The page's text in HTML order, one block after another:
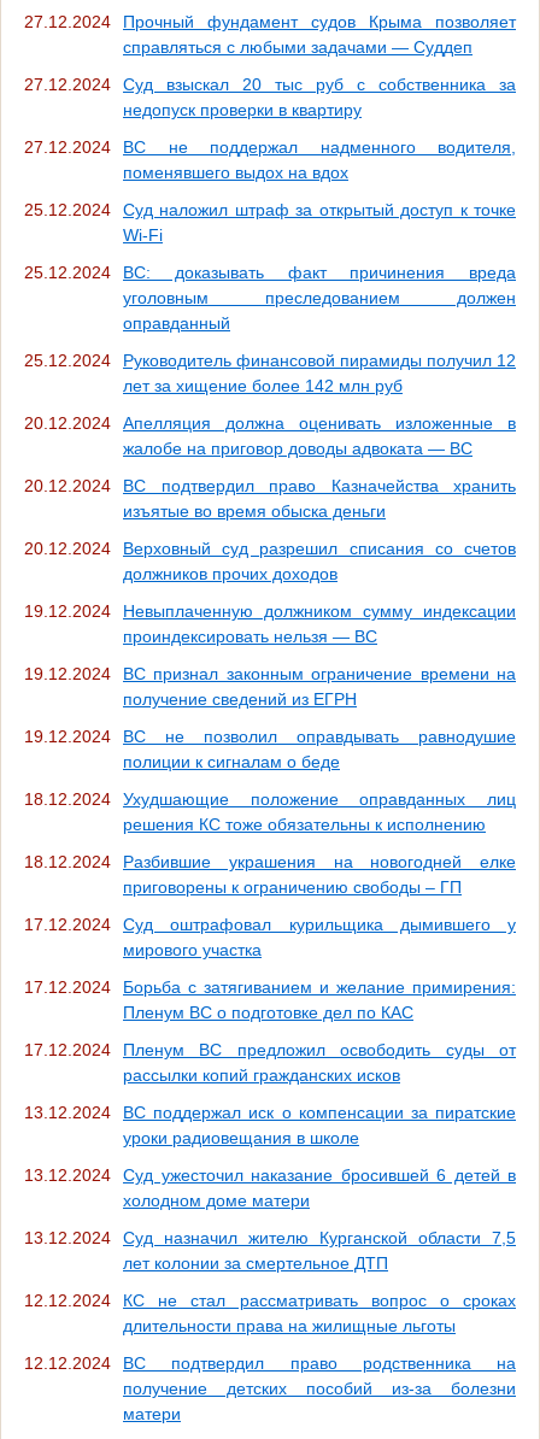
27.12.2024
Прочный фундамент судов Крыма позволяет
справляться с любыми задачами — Суддеп
27.12.2024
Суд взыскал 20 тыс руб с собственника за
недопуск проверки в квартиру
27.12.2024
ВС не поддержал надменного водителя,
поменявшего выдох на вдох
25.12.2024
Суд наложил штраф за открытый доступ к точке
Wi-Fi
25.12.2024
ВС: доказывать факт причинения вреда
уголовным преследованием должен
оправданный
25.12.2024
Руководитель финансовой пирамиды получил 12
лет за хищение более 142 млн руб
20.12.2024
Апелляция должна оценивать изложенные в
жалобе на приговор доводы адвоката — ВС
20.12.2024
ВС подтвердил право Казначейства хранить
изъятые во время обыска деньги
20.12.2024
Верховный суд разрешил списания со счетов
должников прочих доходов
19.12.2024
Невыплаченную должником сумму индексации
проиндексировать нельзя — ВС
19.12.2024
ВС признал законным ограничение времени на
получение сведений из ЕГРН
19.12.2024
ВС не позволил оправдывать равнодушие
полиции к сигналам о беде
18.12.2024
Ухудшающие положение оправданных лиц
решения КС тоже обязательны к исполнению
18.12.2024
Разбившие украшения на новогодней елке
приговорены к ограничению свободы – ГП
17.12.2024
Суд оштрафовал курильщика дымившего у
мирового участка
17.12.2024
Борьба с затягиванием и желание примирения:
Пленум ВС о подготовке дел по КАС
17.12.2024
Пленум ВС предложил освободить суды от
рассылки копий гражданских исков
13.12.2024
ВС поддержал иск о компенсации за пиратские
уроки радиовещания в школе
13.12.2024
Суд ужесточил наказание бросившей 6 детей в
холодном доме матери
13.12.2024
Суд назначил жителю Курганской области 7,5
лет колонии за смертельное ДТП
12.12.2024
КС не стал рассматривать вопрос о сроках
длительности права на жилищные льготы
12.12.2024
ВС подтвердил право родственника на
получение детских пособий из-за болезни
матери